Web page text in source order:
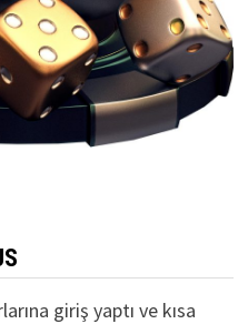
giriş yaptı ve kısa